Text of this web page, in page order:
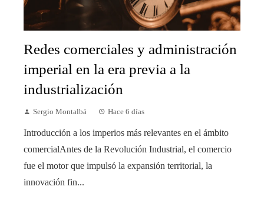
Redes comerciales y administración
imperial en la era previa a la
industrialización
Sergio Montalbá Hace 6 días
Introducción a los imperios más relevantes en el ámbito
comercialAntes de la Revolución Industrial, el comercio
fue el motor que impulsó la expansión territorial, la
innovación fin...